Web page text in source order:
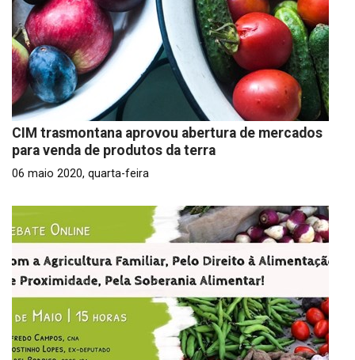
CIM trasmontana aprovou abertura de mercados
para venda de produtos da terra
06 maio 2020, quarta-feira